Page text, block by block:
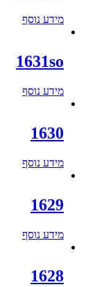
מידע נוסף
1631so
מידע נוסף
1630
מידע נוסף
1629
מידע נוסף
1628